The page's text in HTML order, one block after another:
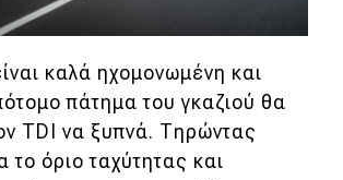
καλά ηχομονωμένη και
πάτημα του γκαζιού θα
TDI να ξυπνά. Τηρώντας
το όριο ταχύτητας και